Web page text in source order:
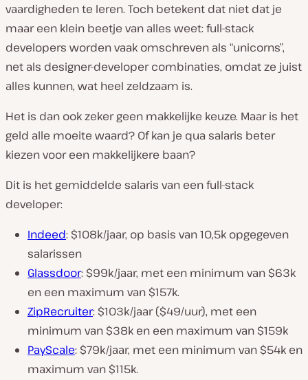
vaardigheden te leren. Toch betekent dat niet dat je
maar een klein beetje van alles weet: full-stack
developers worden vaak omschreven als “unicorns”,
net als designer-developer combinaties, omdat ze juist
alles kunnen, wat heel zeldzaam is.
Het is dan ook zeker geen makkelijke keuze. Maar is het
geld alle moeite waard? Of kan je qua salaris beter
kiezen voor een makkelijkere baan?
Dit is het gemiddelde salaris van een full-stack
developer:
Indeed: $108k/jaar, op basis van 10,5k opgegeven
salarissen
Glassdoor: $99k/jaar, met een minimum van $63k
en een maximum van $157k.
ZipRecruiter: $103k/jaar ($49/uur), met een
minimum van $38k en een maximum van $159k
PayScale: $79k/jaar, met een minimum van $54k en
maximum van $115k.